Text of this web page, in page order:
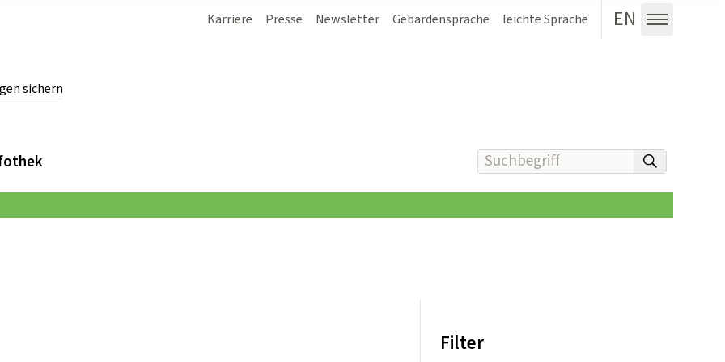
sichern
Karriere Presse Newsletter Gebärdensprache leichte Sprache EN
Menü
Suchbegriff(e) eingeben
Filter